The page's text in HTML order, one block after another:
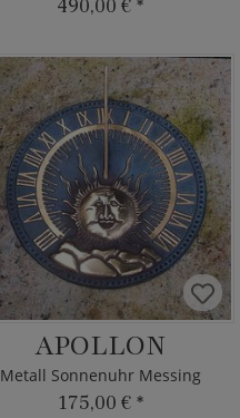
490,00 € *
APOLLON
Metall Sonnenuhr Messing
175,00 € *